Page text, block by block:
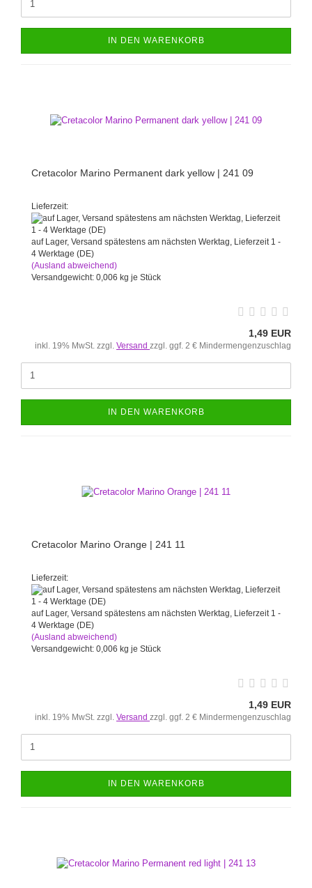
IN DEN WARENKORB
Cretacolor Marino Permanent dark yellow | 241 09
Lieferzeit:
auf Lager, Versand spätestens am nächsten Werktag, Lieferzeit 1 -
4 Werktage (DE)
(Ausland abweichend)
Versandgewicht: 0,006 kg je Stück
1,49 EUR
inkl. 19% MwSt. zzgl. Versand zzgl. ggf. 2 € Mindermengenzuschlag
IN DEN WARENKORB
Cretacolor Marino Orange | 241 11
Lieferzeit:
auf Lager, Versand spätestens am nächsten Werktag, Lieferzeit 1 -
4 Werktage (DE)
(Ausland abweichend)
Versandgewicht: 0,006 kg je Stück
1,49 EUR
inkl. 19% MwSt. zzgl. Versand zzgl. ggf. 2 € Mindermengenzuschlag
IN DEN WARENKORB